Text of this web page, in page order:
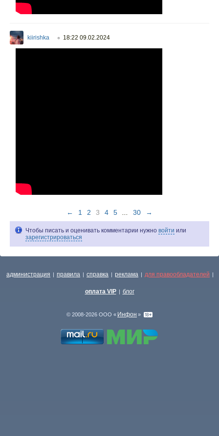
kiirishka ○ 18:22 09.02.2024
← 1 2 3 4 5 30 →
Чтобы писать и оценивать комментарии нужно войти или
зарегистрироваться
администрация | правила | справка | реклама | для правообладателей |
оплата VIP | блог
© 2008-2026 ООО « Инфон »